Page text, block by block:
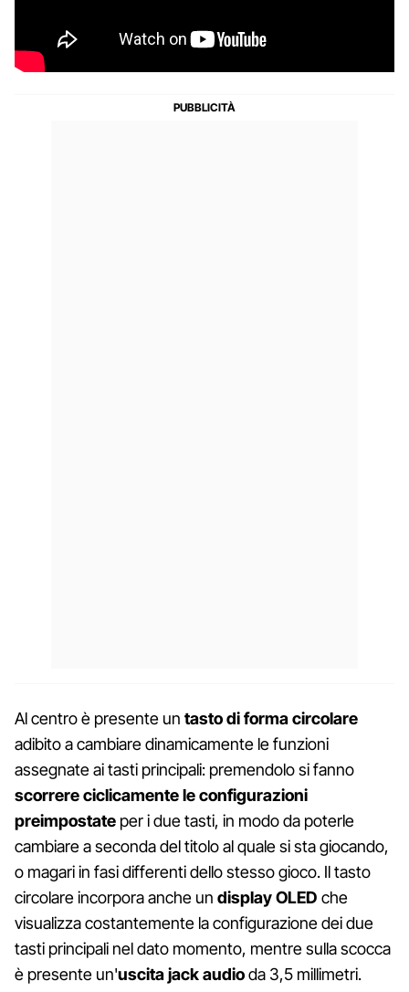
Al centro è presente un tasto di forma circolare
adibito a cambiare dinamicamente le funzioni
assegnate ai tasti principali: premendolo si fanno
scorrere ciclicamente le configurazioni
preimpostate per i due tasti, in modo da poterle
cambiare a seconda del titolo al quale si sta giocando,
o magari in fasi differenti dello stesso gioco. Il tasto
circolare incorpora anche un display OLED che
visualizza costantemente la configurazione dei due
tasti principali nel dato momento, mentre sulla scocca
è presente un'uscita jack audioda 3,5 millimetri.